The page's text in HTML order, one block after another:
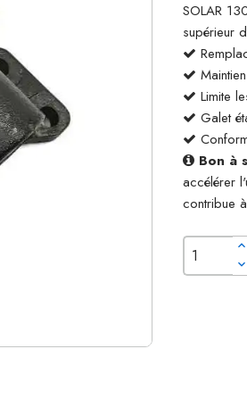
SOLAR
supérieur
Limite
Galet
Bon à
accélérer
contribue